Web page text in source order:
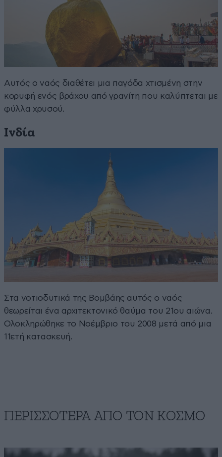
Αυτός ο ναός διαθέτει μια παγόδα χτισμένη στην
κορυφή ενός βράχου από γρανίτη που καλύπτεται με
φύλλα χρυσού.
Ινδία
Στα νοτιοδυτικά της Βομβάης αυτός ο ναός
θεωρείται ένα αρχιτεκτονικό θαύμα του 21ου αιώνα.
Ολοκληρώθηκε το Νοέμβριο του 2008 μετά από μια
11ετή κατασκευή.
ΠΕΡΙΣΣΟΤΕΡΑ ΑΠΟ ΤΟΝ ΚΟΣΜΟ